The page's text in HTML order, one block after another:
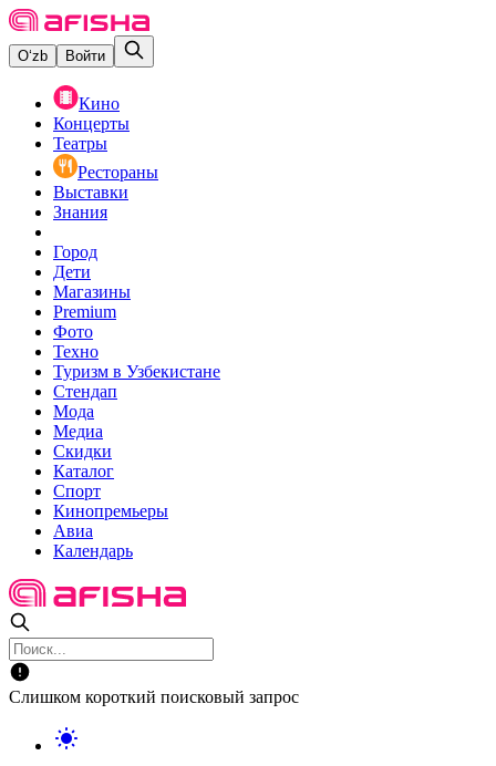
O‘zb Войти
Кино
Концерты
Театры
Рестораны
Выставки
Знания
Город
Дети
Магазины
Premium
Фото
Техно
Туризм в Узбекистане
Стендап
Мода
Медиа
Скидки
Каталог
Спорт
Кинопремьеры
Авиа
Календарь
Слишком короткий поисковый запрос